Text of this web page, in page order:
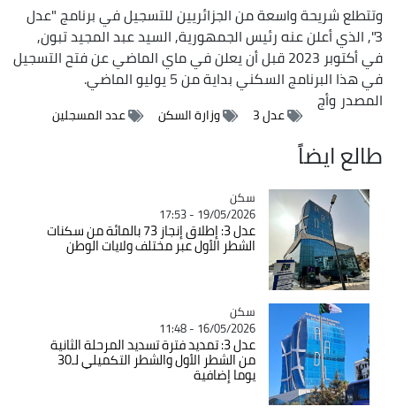
وتتطلع شريحة واسعة من الجزائريين للتسجيل في برنامج "عدل
3", الذي أعلن عنه رئيس الجمهورية, السيد عبد المجيد تبون,
في أكتوبر 2023 قبل أن يعلن في ماي الماضي عن فتح التسجيل
في هذا البرنامج السكني بداية من 5 يوليو الماضي.
المصدروأج
عدل 3 وزارة السكن عدد المسجلين
طالع ايضاً
Catégorie
سكن
19/05/2026 - 17:53
عدل 3: إطلاق إنجاز 73 بالمائة من سكنات
الشطر الأول عبر مختلف ولايات الوطن
Catégorie
سكن
16/05/2026 - 11:48
عدل 3: تمديد فترة تسديد المرحلة الثانية
من الشطر الأول والشطر التكميلي لـ30
يوما إضافية